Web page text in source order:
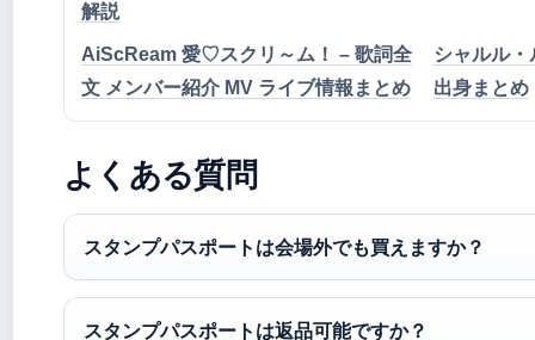
解説
AiScReam 愛♡スクリ～ム！ – 歌詞全
文 メンバー紹介 MV ライブ情報まとめ
シャルル
出身まとめ
よくある質問
スタンプパスポートは会場外でも買えますか？
スタンプパスポートは返品可能ですか？